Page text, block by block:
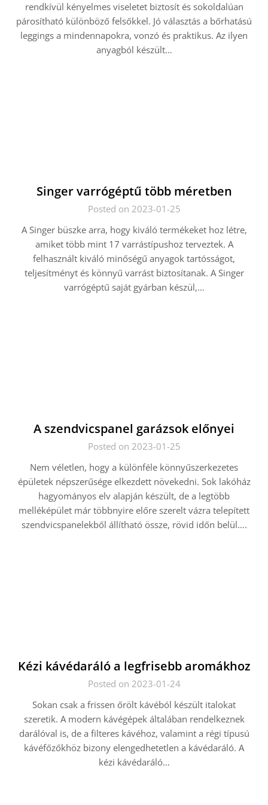
rendkívül kényelmes viseletet biztosít és sokoldalúan
párosítható különböző felsőkkel. Jó választás a bőrhatású
leggings a mindennapokra, vonzó és praktikus. Az ilyen
anyagból készült…
Singer varrógéptű több méretben
Posted on 2023-01-25
A Singer büszke arra, hogy kiváló termékeket hoz létre,
amiket több mint 17 varrástípushoz terveztek. A
felhasznált kiváló minőségű anyagok tartósságot,
teljesítményt és könnyű varrást biztosítanak. A Singer
varrógéptű saját gyárban készül,…
A szendvicspanel garázsok előnyei
Posted on 2023-01-25
Nem véletlen, hogy a különféle könnyűszerkezetes
épületek népszerűsége elkezdett növekedni. Sok lakóház
hagyományos elv alapján készült, de a legtöbb
melléképület már többnyire előre szerelt vázra telepített
szendvicspanelekből állítható össze, rövid időn belül….
Kézi kávédaráló a legfrisebb aromákhoz
Posted on 2023-01-24
Sokan csak a frissen őrölt kávéból készült italokat
szeretik. A modern kávégépek általában rendelkeznek
darálóval is, de a filteres kávéhoz, valamint a régi típusú
kávéfőzőkhöz bizony elengedhetetlen a kávédaráló. A
kézi kávédaráló…